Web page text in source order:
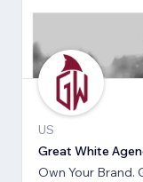
US
Great White
Own Your Brand.